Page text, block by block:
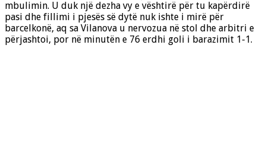
mbulimin. U duk një dezha vy e vështirë për tu kapërdirë
pasi dhe fillimi i pjesës së dytë nuk ishte i mirë për
barcelkonë, aq sa Vilanova u nervozua në stol dhe arbitri e
përjashtoi, por në minutën e 76 erdhi goli i barazimit 1-1.